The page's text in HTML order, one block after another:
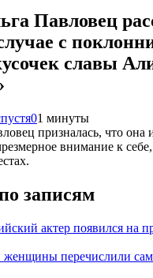
Павловец
с
славы
01 минуты
призналась, что она
внимание к
записям
актер появился на
перечислили